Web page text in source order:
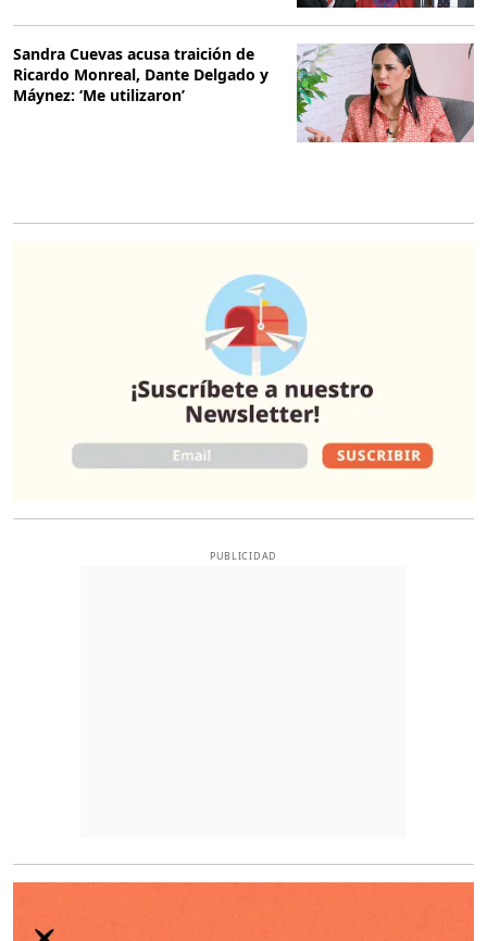
Sandra Cuevas acusa traición de
Ricardo Monreal, Dante Delgado y
Máynez: ‘Me utilizaron’
PUBLICIDAD